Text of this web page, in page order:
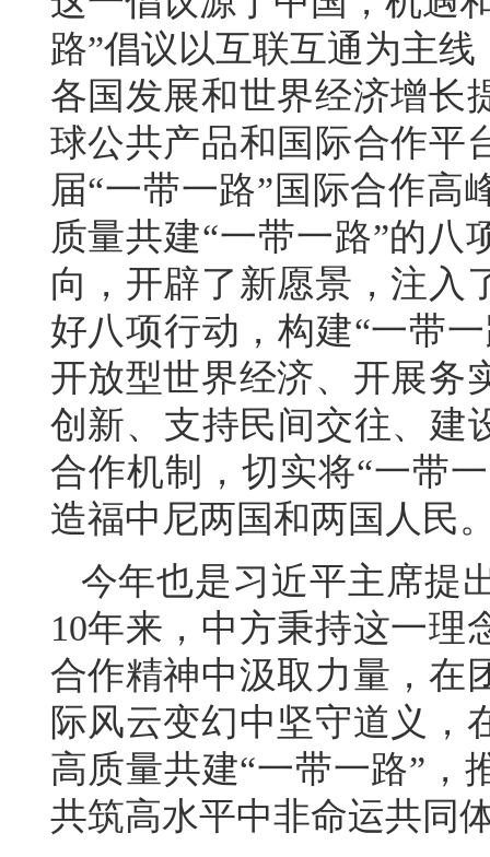
路”倡议以互联互通为主
各国发展和世界经济增长
球公共产品和国际合作平
届“一带一路”国际合作高
质量共建“一带一路”的八
向，开辟了新愿景，注入
好八项行动，构建“一带
开放型世界经济、开展务
创新、支持民间交往、建
合作机制，切实将“一带
造福中尼两国和两国人民
今年也是习近平主席提
10年来，中方秉持这一理
合作精神中汲取力量，在
际风云变幻中坚守道义，
高质量共建“一带一路”，
共筑高水平中非命运共同